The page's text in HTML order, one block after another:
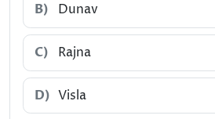
B) Dunav
C) Rajna
D) Visla